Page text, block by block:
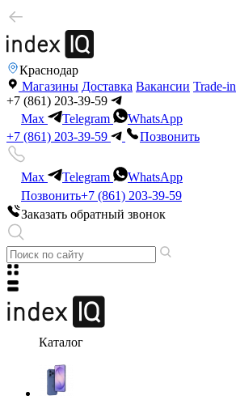
Краснодар
Магазины Доставка Вакансии Trade-in
+7 (861) 203-39-59
Max
Telegram
WhatsApp
+7 (861) 203-39-59
Позвонить
Max Telegram
WhatsApp
Позвонить+7 (861) 203-39-59
Заказать обратный звонок
Каталог